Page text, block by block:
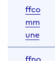
ffco
mm
une